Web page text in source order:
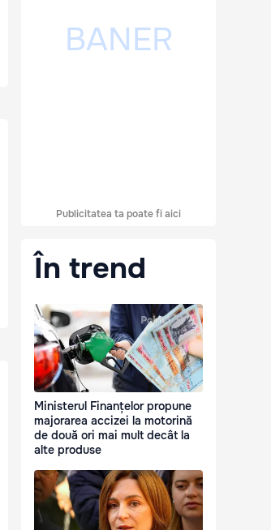
Publicitatea ta poate fi aici
În trend
Ministerul Finanțelor propune
majorarea accizei la motorină
de două ori mai mult decât la
alte produse